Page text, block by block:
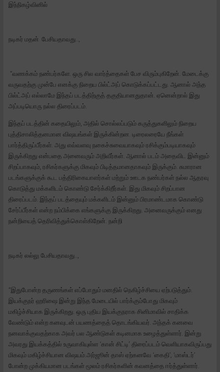
இந்நிகழ்வினில்
நடிகர் மதன் பேசியதாவது..,
“வணக்கம் நண்பர்களே. ஒரு சில வார்த்தைகள் பேச விரும்புகிறேன். மேடைக்கு
வருவதற்கு முன்பே எனக்கு நிறைய பில்ட்அப் கொடுக்கப்பட்டது. ஆனால் அந்த
பில்ட்அப் எல்லாமே இந்தப் படத்திற்குத் தகுதியானதுதான். ஏனென்றால் இது
அப்படியொரு நல்ல திரைப்படம்.
இந்தப் படத்தின் கதையிலும், அதில் சொல்லப்படும் கருத்துகளிலும் நிறைய
புத்திசாலித்தனமான விஷயங்கள் இருக்கின்றன. டிரைலரையே நீங்கள்
பார்த்திருப்பீர்கள். அது எவ்வளவு நகைச்சுவையாகவும் ரசிக்கும்படியாகவும்
இருக்கிறது என்பதை அனைவரும் அறிவீர்கள். ஆனால் படம் அதைவிட இன்னும்
சிறப்பாகவும், ரசிகர்களுக்கு மிகவும் பிடித்தமானதாகவும் இருக்கும். சுமாரான
படங்களுக்குக் கூட பத்திரிகையாளர்கள் மற்றும் ஊடக நண்பர்கள் நல்ல ஆதரவு
கொடுத்து மக்களிடம் கொண்டு சேர்க்கிறீர்கள். இது மிகவும் சிறப்பான
திரைப்படம். இந்தப் படத்தையும் மக்களிடம் இன்னும் பிரமாண்டமாக கொண்டு
சேர்ப்பீர்கள் என்ற நம்பிக்கை எங்களுக்கு இருக்கிறது. அனைவருக்கும் எனது
நன்றியைத் தெரிவித்துக்கொள்கிறேன். நன்றி
நடிகர் லல்லு பேசியதாவது..,
“இதுபோன்ற தருணங்கள் எப்போதும் மனதில் நெகிழ்ச்சியை ஏற்படுத்தும்.
இயக்குநர் ஹரிஷை இன்று இந்த மேடையில் பார்க்கும்போது மிகவும்
மகிழ்ச்சியாக இருக்கிறது. ஒரு புதிய இயக்குநராக சினிமாவில் சாதிக்க
வேண்டும் என்ற கனவுடன் பயணத்தைத் தொடங்கியவர். அந்தக் கனவை
நனவாக்குவதற்காக அவர் பல ஆண்டுகள் கடினமாக உழைத்துள்ளார். இன்று
அவரது இயக்கத்தில் உருவாகியுள்ள ‘கான் சிட்டி’ திரைப்படம் வெளியாகவிருப்பது
மிகவும் மகிழ்ச்சியான விஷயம்.அர்ஜூன் தாஸ் ஏற்கனவே ‘கைதி’, ‘மாஸ்டர்’
போன்ற முக்கியமான படங்கள் மூலம் ரசிகர்களின் கவனத்தை ஈர்த்துள்ளார்.